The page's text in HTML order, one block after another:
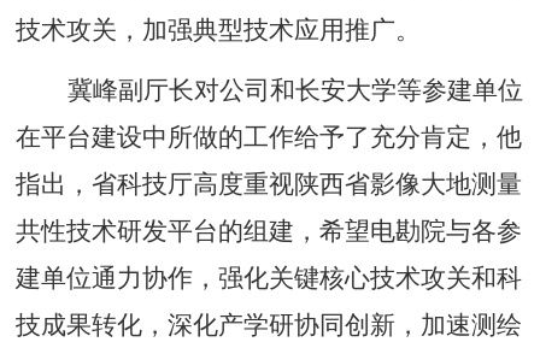
技术攻关，加强典型技术应用推广。
冀峰副厅长对公司和长安大学等参建单位
在平台建设中所做的工作给予了充分肯定，他
指出，省科技厅高度重视陕西省影像大地测量
共性技术研发平台的组建，希望电勘院与各参
建单位通力协作，强化关键核心技术攻关和科
技成果转化，深化产学研协同创新，加速测绘